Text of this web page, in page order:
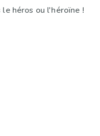
héros ou l'héroïne !